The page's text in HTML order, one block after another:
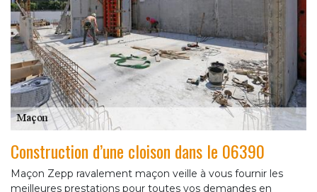
Construction d’une cloison dans le 06390
Maçon Zepp ravalement maçon veille à vous fournir les
meilleures prestations pour toutes vos demandes en